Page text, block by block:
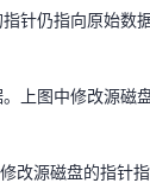
针仍指向原始数
上图中修改源磁
改源磁盘的指针